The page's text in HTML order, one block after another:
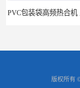
版权所有